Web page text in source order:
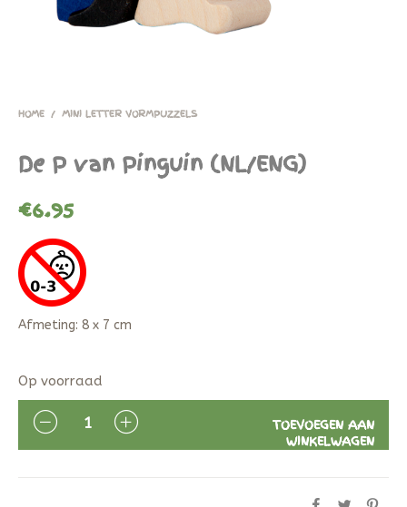
HOME / MINI LETTER VORMPUZZELS
De P van Pinguin (NL/ENG)
€6.95
Afmeting: 8 x 7 cm
Op voorraad
AANTAL
TOEVOEGEN AAN
WINKELWAGEN